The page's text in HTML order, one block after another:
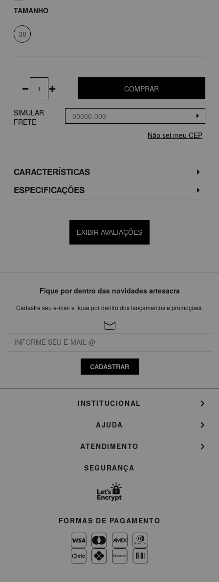
TAMANHO
38
COMPRAR
SIMULAR
FRETE
Não sei meu CEP
CARACTERÍSTICAS
ESPECIFICAÇÕES
EXIBIR AVALIAÇÕES
Fique por dentro das novidades artesacra
Cadastre seu e-mail e fique por dentro dos lançamentos e promoções.
CADASTRAR
INSTITUCIONAL
AJUDA
ATENDIMENTO
SEGURANÇA
FORMAS DE PAGAMENTO